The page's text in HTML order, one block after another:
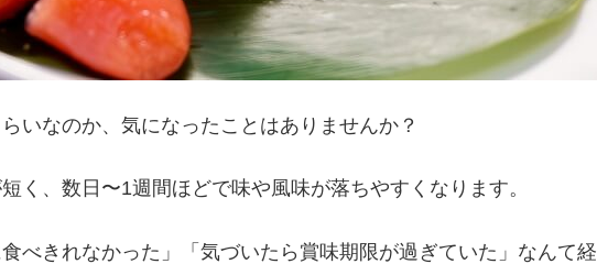
いなのか、気になったことはありませんか？
く、数日〜1週間ほどで味や風味が落ちやすくなります。
べきれなかった」「気づいたら賞味期限が過ぎていた」なんて経